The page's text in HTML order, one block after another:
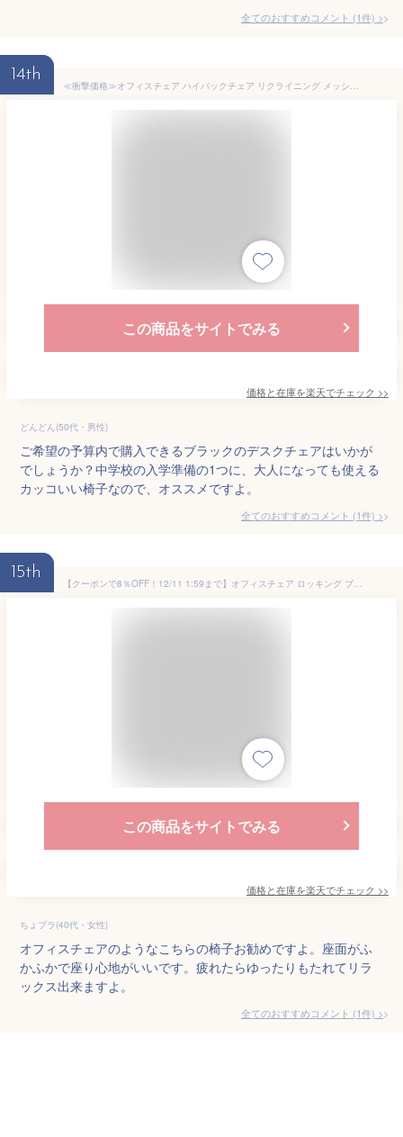
全てのおすすめコメント (1件) >
14th
≪衝撃価格≫オフィスチェア ハイバックチェア リクライニング メッシュチェア 椅子 オフィス リクライニングチェア デスクチェア エクストラクール 送料無料 ブラック グレー ワインレッド ブルー グリーン HLC-0088-1K【D】[2209SO][1005]【あす楽】
この商品をサイトでみる
価格と在庫を楽天でチェック >>
どんどん(50代・男性)
ご希望の予算内で購入できるブラックのデスクチェアはいかが
でしょうか？中学校の入学準備の1つに、大人になっても使える
カッコいい椅子なので、オススメですよ。
全てのおすすめコメント (1件) >
15th
【クーポンで8％OFF！12/11 1:59まで】オフィスチェア ロッキング ブラック ブルー グレー デスクチェア キャスター付 コンパクト 会社 教室 子供 部屋 事務椅子 学習椅子 学習チェア 事務用椅子 パソコンチェア オフィスチェアー イス いす 在宅ワーク 在宅
この商品をサイトでみる
価格と在庫を楽天でチェック >>
ちょプラ(40代・女性)
オフィスチェアのようなこちらの椅子お勧めですよ。座面がふ
かふかで座り心地がいいです。疲れたらゆったりもたれてリラ
ックス出来ますよ。
全てのおすすめコメント (1件) >